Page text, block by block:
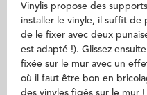
Vinylis propose des
installer le vinyle, il suffit de
de le fixer avec deux
est adapté !). Glissez
fixée sur le mur avec un
où il faut être bon en
des vinyles figés sur le mur !